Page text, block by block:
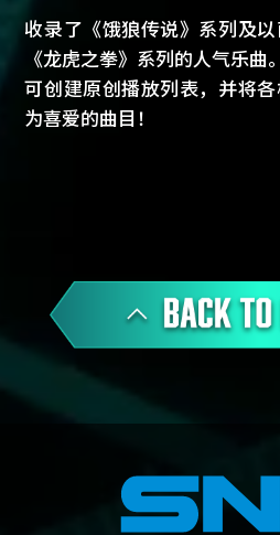
收录了《饿狼传说》系列及
《龙虎之拳》系列的人气乐曲。
可创建原创播放列表，并将
为喜爱的曲目！